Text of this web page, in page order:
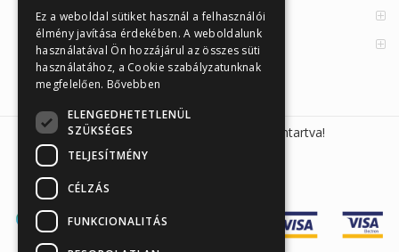
Enzimes béldaganatszűrés
Orvosi információk
Sunmed Kft. 2026 © Minden jog fenntartva!
Ez a weboldal sütiket használ a felhasználói
élmény javítása érdekében. A weboldalunk
használatával Ön hozzájárul az összes süti
használatához, a Cookie szabályzatunknak
megfelelően. Bővebben
ELENGEDHETETLENÜL
SZÜKSÉGES
TELJESÍTMÉNY
CÉLZÁS
FUNKCIONALITÁS